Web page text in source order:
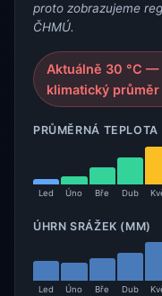
proto zobrazujeme
ČHMÚ.
Aktuálně 30 °C —
klimatický průměr
PRŮMĚRNÁ TEPLOTA
Led Úno Bře Dub
ÚHRN SRÁŽEK (MM)
Led Úno Bře Dub